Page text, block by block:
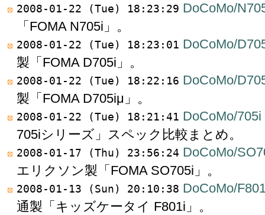
2008-01-22 (Tue) 18:23:29 DoCoMo/
「FOMA N705i」。
2008-01-22 (Tue) 18:23:01 DoCoMo/
製「FOMA D705i」。
2008-01-22 (Tue) 18:22:16 DoCoMo/
製「FOMA D705iμ」。
2008-01-22 (Tue) 18:21:41 DoCoMo/705i
705iシリーズ」スペック比較まとめ。
2008-01-17 (Thu) 23:56:24 DoCoMo/
エリクソン製「FOMA SO705i」。
2008-01-13 (Sun) 20:10:38 DoCoMo/
通製「キッズケータイ F801i」。